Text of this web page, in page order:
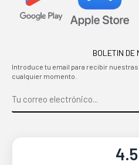
BOLETIN DE
Introduce tu email para recibir
cualquier momento.
4.5